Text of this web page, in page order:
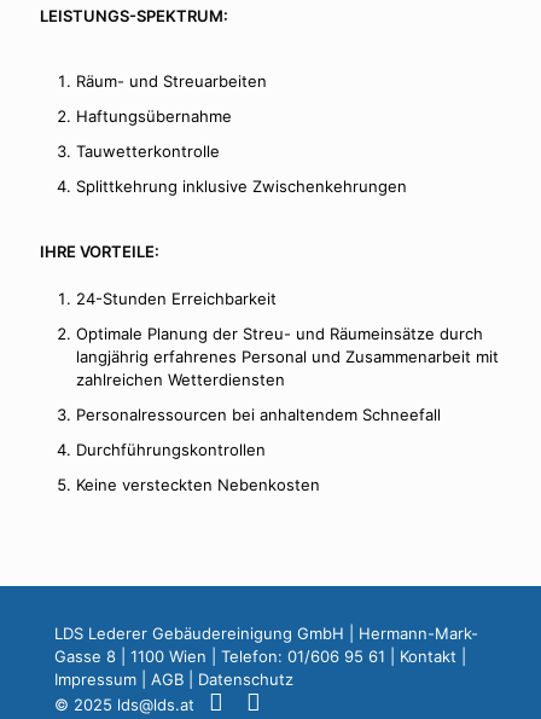
LEISTUNGS-SPEKTRUM:
Räum- und Streuarbeiten
Haftungsübernahme
Tauwetterkontrolle
Splittkehrung inklusive Zwischenkehrungen
IHRE VORTEILE:
24-Stunden Erreichbarkeit
Optimale Planung der Streu- und Räumeinsätze durch
langjährig erfahrenes Personal und Zusammenarbeit mit
zahlreichen Wetterdiensten
Personalressourcen bei anhaltendem Schneefall
Durchführungskontrollen
Keine versteckten Nebenkosten
LDS Lederer Gebäudereinigung GmbH | Hermann-Mark-
Gasse 8 | 1100 Wien | Telefon: 01/606 95 61 | Kontakt
Impressum
AGB
Datenschutz
© 2025 lds@lds.at